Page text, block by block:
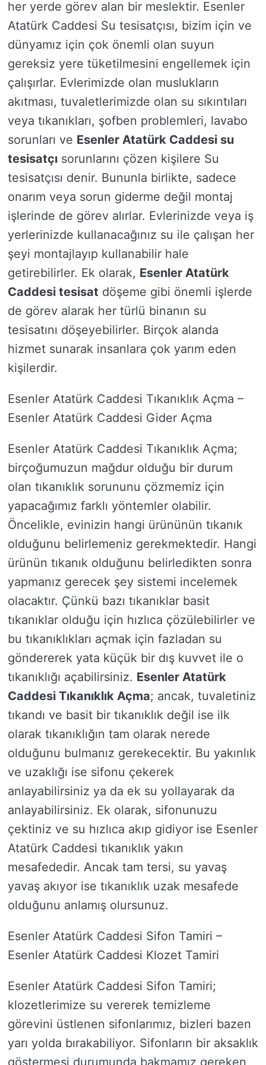
her yerde görev alan bir meslektir. Esenler
Atatürk Caddesi Su tesisatçısı, bizim için ve
dünyamız için çok önemli olan suyun
gereksiz yere tüketilmesini engellemek için
çalışırlar. Evlerimizde olan muslukların
akıtması, tuvaletlerimizde olan su sıkıntıları
veya tıkanıkları, şofben problemleri, lavabo
sorunları ve Esenler Atatürk Caddesi su
tesisatçı sorunlarını çözen kişilere Su
tesisatçısı denir. Bununla birlikte, sadece
onarım veya sorun giderme değil montaj
işlerinde de görev alırlar. Evlerinizde veya iş
yerlerinizde kullanacağınız su ile çalışan her
şeyi montajlayıp kullanabilir hale
getirebilirler. Ek olarak, Esenler Atatürk
Caddesi tesisat döşeme gibi önemli işlerde
de görev alarak her türlü binanın su
tesisatını döşeyebilirler. Birçok alanda
hizmet sunarak insanlara çok yarım eden
kişilerdir.
Esenler Atatürk Caddesi Tıkanıklık Açma –
Esenler Atatürk Caddesi Gider Açma
Esenler Atatürk Caddesi Tıkanıklık Açma;
birçoğumuzun mağdur olduğu bir durum
olan tıkanıklık sorununu çözmemiz için
yapacağımız farklı yöntemler olabilir.
Öncelikle, evinizin hangi ürününün tıkanık
olduğunu belirlemeniz gerekmektedir. Hangi
ürünün tıkanık olduğunu belirledikten sonra
yapmanız gerecek şey sistemi incelemek
olacaktır. Çünkü bazı tıkanıklar basit
tıkanıklar olduğu için hızlıca çözülebilirler ve
bu tıkanıklıkları açmak için fazladan su
göndererek yata küçük bir dış kuvvet ile o
tıkanıklığı açabilirsiniz. Esenler Atatürk
Caddesi Tıkanıklık Açma; ancak, tuvaletiniz
tıkandı ve basit bir tıkanıklık değil ise ilk
olarak tıkanıklığın tam olarak nerede
olduğunu bulmanız gerekecektir. Bu yakınlık
ve uzaklığı ise sifonu çekerek
anlayabilirsiniz ya da ek su yollayarak da
anlayabilirsiniz. Ek olarak, sifonunuzu
çektiniz ve su hızlıca akıp gidiyor ise Esenler
Atatürk Caddesi tıkanıklık yakın
mesafededir. Ancak tam tersi, su yavaş
yavaş akıyor ise tıkanıklık uzak mesafede
olduğunu anlamış olursunuz.
Esenler Atatürk Caddesi Sifon Tamiri –
Esenler Atatürk Caddesi Klozet Tamiri
Esenler Atatürk Caddesi Sifon Tamiri;
klozetlerimize su vererek temizleme
görevini üstlenen sifonlarımız, bizleri bazen
yarı yolda bırakabiliyor. Sifonların bir aksaklık
göstermesi durumunda bakmamız gereken